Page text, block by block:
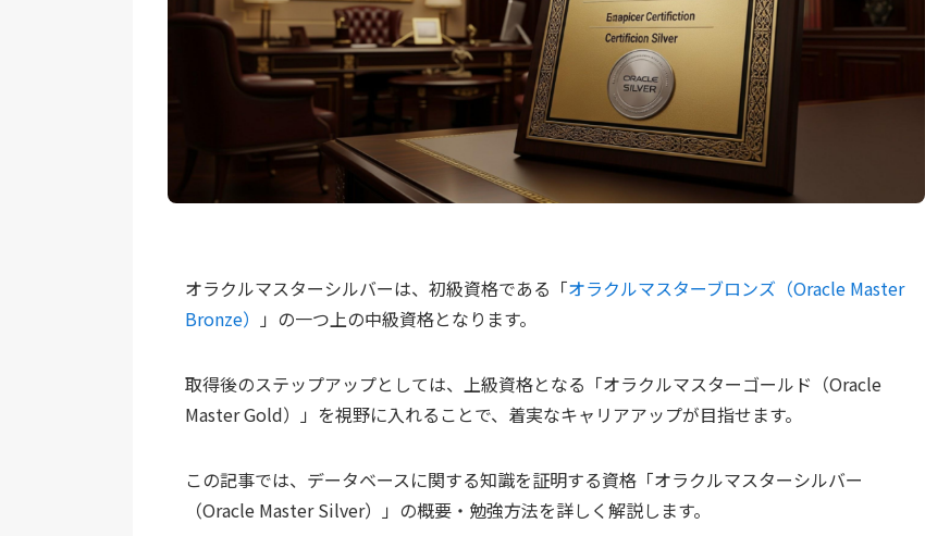
オラクルマスターシルバーは、初級資格である「オラクルマスターブロンズ（Oracle Master
Bronze）
」の一つ上の中級資格となります。
取得後のステップアップとしては、上級資格となる「オラクルマスターゴールド（Oracle
Master Gold）」を視野に入れることで、着実なキャリアアップが目指せます。
この記事では、データベースに関する知識を証明する資格「オラクルマスターシルバー
（Oracle Master Silver）」の概要・勉強方法を詳しく解説します。